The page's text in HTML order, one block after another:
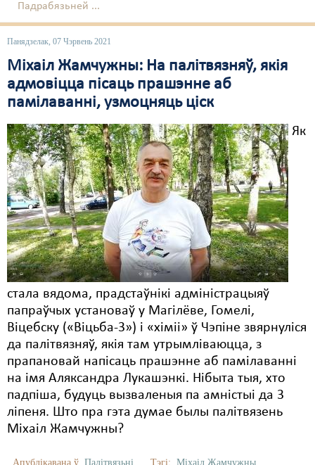
Падрабязьней ...
Панядзелак, 07 Чэрвень 2021
Міхаіл Жамчужны: На палітвязняў, якія
адмовіцца пісаць прашэнне аб
памілаванні, узмоцняць ціск
Як
стала вядома, прадстаўнікі адміністрацыяў
папраўчых установаў у Магілёве, Гомелі,
Віцебску («Віцьба-3») і «хіміі» ў Чэпіне звярнуліся
да палітвязняў, якія там утрымліваюцца, з
прапановай напісаць прашэнне аб памілаванні
на імя Аляксандра Лукашэнкі. Нібыта тыя, хто
падпіша, будуць вызваленыя па амністыі да 3
ліпеня. Што пра гэта думае былы палітвязень
Міхаіл Жамчужны?
Апублікавана ў Палітвязьні Тэгі: Міхаіл Жамчужны
Распальваньне варожасьці
Рознае
Свабода слова
Свабода сумленьня
Суд
Сьмяротнае пакараньне
Экалёгія
Правы працоўных
Сацыяльныя правы